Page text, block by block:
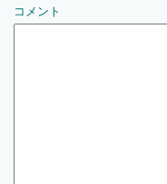
コメント